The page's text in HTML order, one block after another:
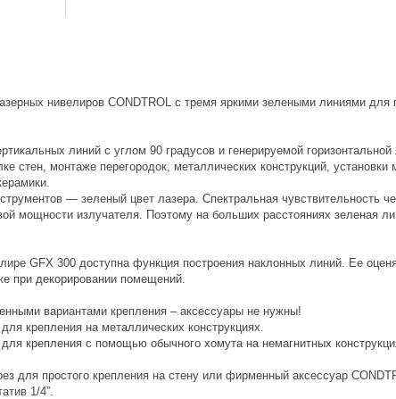
нивелиров CONDTROL с тремя яркими зелеными линиями
линий с углом 90 градусов и генерируемой
стен, монтаже перегородок, металлических конструкций,
— зеленый цвет лазера. Спектральная чувствительность
мощности излучателя. Поэтому на больших расстояниях зеленая
GFX 300 доступна функция построения наклонных линий. Ее
при декорировании помещений.
вариантами крепления – аксессуары не нужны!
крепления на металлических конструкциях.
крепления с помощью обычного хомута на немагнитных
для простого крепления на стену или фирменный аксессуар
1/4”.